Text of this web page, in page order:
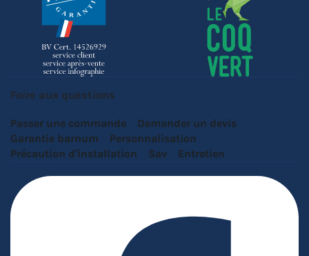
Foire aux questions
Passer une commande
Demander un devis
Garantie barnum
Personnalisation
Précaution d'installation
Sav Entretien